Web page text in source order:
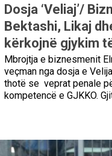
Dosja ‘Veliaj’/
Bektashi, Likaj
kërkojnë gjykim
Mbrojtja e biznesmenit
veçman nga dosja e
thotë se veprat penale
kompetencë e GJKKO.